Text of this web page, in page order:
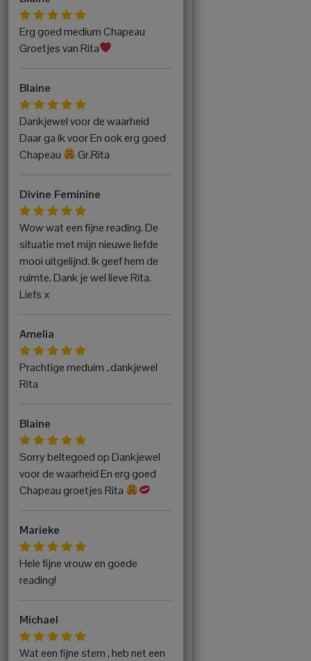
Erg goed medium Chapeau
Groetjes van Rita
Blaine
Dankjewel voor de waarheid
Daar ga ik voor En ook erg goed
Chapeau
Gr.Rita
Divine Feminine
Wow wat een fijne reading. De
situatie met mijn nieuwe liefde
mooi uitgelijnd. Ik geef hem de
ruimte. Dank je wel lieve Rita.
Liefs x
Amelia
Prachtige meduim ..dankjewel
Rita
Blaine
Sorry beltegoed op Dankjewel
voor de waarheid En erg goed
Chapeau groetjes Rita
Marieke
Hele fijne vrouw en goede
reading!
Michael
Wat een fijne stem , heb net een